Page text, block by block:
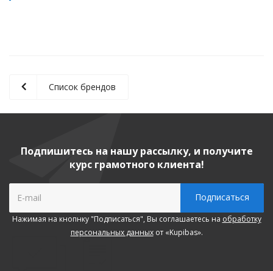
Список брендов
Подпишитесь на нашу рассылку, и получите
курс грамотного клиента!
Нажимая на кнопнку "Подписаться", Вы соглашаетесь на обработку
персональных данныхот «Kupibas».